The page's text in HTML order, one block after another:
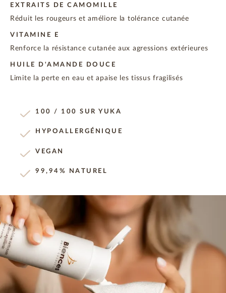
EXTRAITS DE CAMOMILLE
Réduit les rougeurs et améliore la tolérance cutanée
VITAMINE E
Renforce la résistance cutanée aux agressions extérieures
HUILE D'AMANDE DOUCE
Limite la perte en eau et apaise les tissus fragilisés
100 / 100 SUR YUKA
HYPOALLERGÉNIQUE
VEGAN
99,94% NATUREL